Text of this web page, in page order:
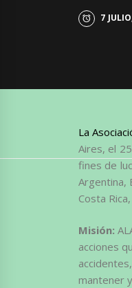
7
La
Aires, el
fines de
Argentina,
Costa
Misión:
acciones
mantener